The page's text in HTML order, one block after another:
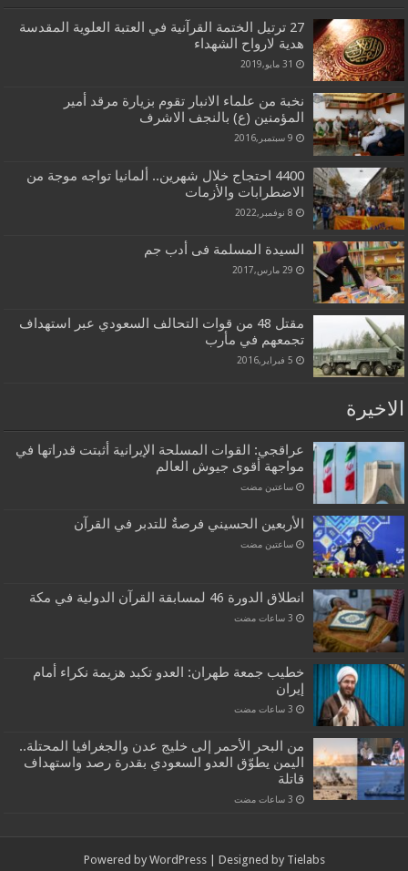
27 ترتيل الختمة القرآنية في العتبة العلوية المقدسة
هدية لارواح الشهداء
31 مايو,2019
نخبة من علماء الانبار تقوم بزيارة مرقد أمير
المؤمنين (ع) بالنجف الاشرف
9 سبتمبر,2016
4400 احتجاج خلال شهرين.. ألمانيا تواجه موجة من
الاضطرابات والأزمات
8 نوفمبر,2022
السيدة المسلمة فى أدب جم
29 مارس,2017
مقتل 48 من قوات التحالف السعودي عبر استهداف
تجمعهم في مأرب
5 فبراير,2016
الاخيرة
عراقجي: القوات المسلحة الإيرانية أثبتت قدراتها في
مواجهة أقوى جيوش العالم
‏ساعتين مضت
الأربعين الحسيني فرصةٌ للتدبر في القرآن
‏ساعتين مضت
انطلاق الدورة 46 لمسابقة القرآن الدولية في مكة
خطيب جمعة طهران: العدو تكبد هزيمة نكراء أمام
إيران
من البحر الأحمر إلى خليج عدن والجغرافيا المحتلة..
اليمن يطوّق العدو السعودي بقدرة رصد واستهداف
قاتلة
Powered by WordPress| Designed by Tielabs